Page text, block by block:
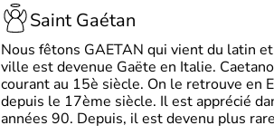
Saint Gaétan
Nous fêtons GAETAN qui vient du latin
ville est devenue Gaëte en Italie.
courant au 15è siècle. On le retrouve en
depuis le 17ème siècle. Il est apprécié
années 90. Depuis, il est devenu plus